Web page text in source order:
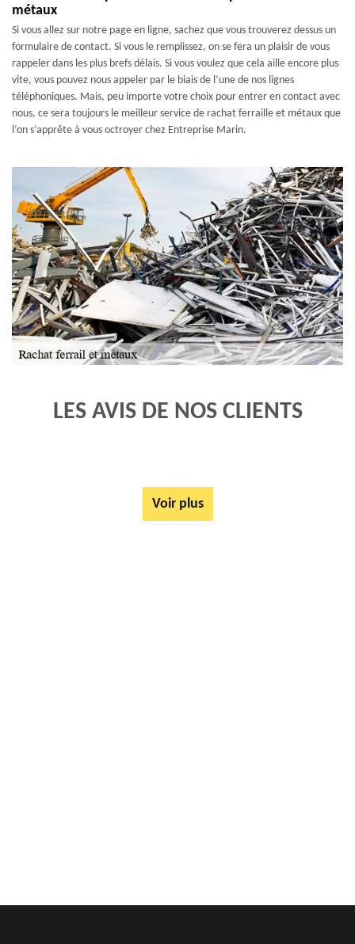
métaux
Si vous allez sur notre page en ligne, sachez que vous trouverez dessus un
formulaire de contact. Si vous le remplissez, on se fera un plaisir de vous
rappeler dans les plus brefs délais. Si vous voulez que cela aille encore plus
vite, vous pouvez nous appeler par le biais de l’une de nos lignes
téléphoniques. Mais, peu importe votre choix pour entrer en contact avec
nous, ce sera toujours le meilleur service de rachat ferraille et métaux que
l’on s’apprête à vous octroyer chez Entreprise Marin.
LES AVIS DE NOS CLIENTS
Voir plus